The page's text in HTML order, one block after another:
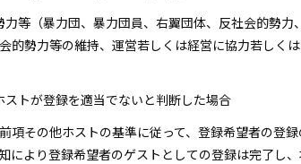
力等（暴力団、暴力団員、右翼団体、反社会的勢
的勢力等の維持、運営若しくは経営に協力若しく
ストが登録を適当でないと判断した場合
項その他ホストの基準に従って、登録希望者の登
により登録希望者のゲストとしての登録は完了し